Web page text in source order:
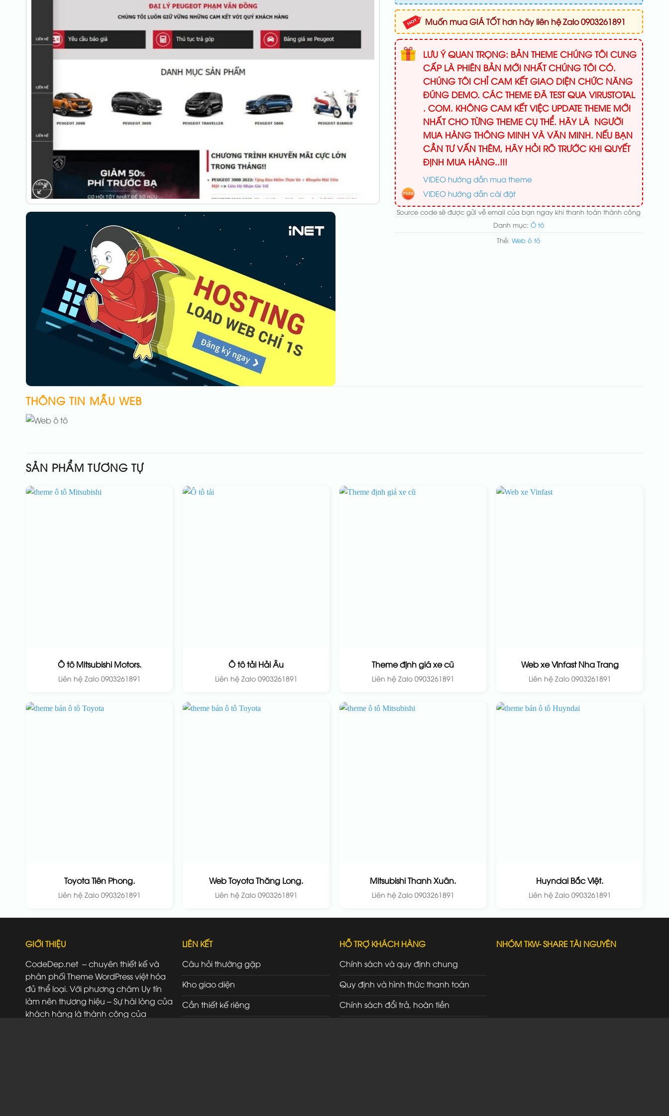
Muốn mua GIÁ TỐT hơn hãy liên hệ Zalo 0903261891
LƯU Ý QUAN TRỌNG: BẢN THEME CHÚNG TÔI CUNG
CẤP LÀ PHIÊN BẢN MỚI NHẤT CHÚNG TÔI CÓ.
CHÚNG TÔI CHỈ CAM KẾT GIAO DIỆN CHỨC NĂNG
ĐÚNG DEMO. CÁC THEME ĐÃ TEST QUA VIRUSTOTAL
. COM. KHÔNG CAM KẾT VIỆC UPDATE THEME MỚI
NHẤT CHO TỪNG THEME CỤ THỂ. HÃY LÀ NGƯỜI
MUA HÀNG THÔNG MINH VÀ VĂN MINH. NẾU BẠN
CẦN TƯ VẤN THÊM, HÃY HỎI RÕ TRƯỚC KHI QUYẾT
ĐỊNH MUA HÀNG..!!!
VIDEO hướng dẫn mua theme
VIDEO hướng dẫn cài đặt
Source code sẽ được gửi về email của bạn ngay khi thanh toán thành công
Danh mục: Ô tô
Thẻ:Web ô tô
THÔNG TIN MẪU WEB
SẢN PHẨM TƯƠNG TỰ
Ô tô Mitsubishi Motors.
Liên hệ Zalo 0903261891
Ô tô tải Hải Âu
Liên hệ Zalo 0903261891
Theme định giá xe cũ
Liên hệ Zalo 0903261891
Web xe Vinfast Nha Trang
Liên hệ Zalo 0903261891
Toyota Tiên Phong.
Liên hệ Zalo 0903261891
Web Toyota Thăng Long.
Liên hệ Zalo 0903261891
Mitsubishi Thanh Xuân.
Liên hệ Zalo 0903261891
Huyndai Bắc Việt.
Liên hệ Zalo 0903261891
GIỚI THIỆU
CodeDep.net – chuyên thiết kế và
phân phối Theme WordPress việt hóa
đủ thể loại. Với phương châm Uy tín
làm nên thương hiệu – Sự hài lòng của
khách hàng là thành công của
LIÊN KẾT
Câu hỏi thường gặp
Kho giao diện
Cần thiết kế riêng
HỖ TRỢ KHÁCH HÀNG
Chính sách và quy định chung
Quy định và hình thức thanh toán
Chính sách đổi trả, hoàn tiền
NHÓM TKW- SHARE TÀI NGUYÊN